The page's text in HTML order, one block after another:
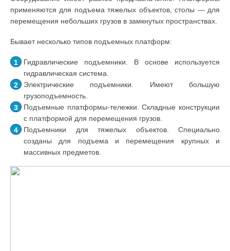
применяются для подъема тяжелых объектов, столы — для
перемещения небольших грузов в замкнутых пространствах.
Бывает несколько типов подъемных платформ:
Гидравлические подъемники. В основе используется
гидравлическая система.
Электрические подъемники. Имеют большую
грузоподъемность.
Подъемные платформы-тележки. Складные конструкции
с платформой для перемещения грузов.
Подъемники для тяжелых объектов. Специально
созданы для подъема и перемещения крупных и
массивных предметов.